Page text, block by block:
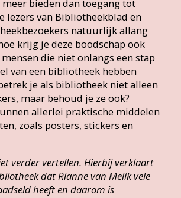
vertellen. Hierbij verklaart
dat Rianne van Melik vele
heeft en daarom is
Lezers Genootschap.’
fungeert als ‘geheime
oorkonde, die ik al
bewaar in een doos met
Al als jong meisje kwam
Daar ging ik
op zoek naar
spreekbeurt over
ik net zo lang bij de
ik eerder boeken voor
ik mee aan iedere actie die
georganiseerd, zoals het